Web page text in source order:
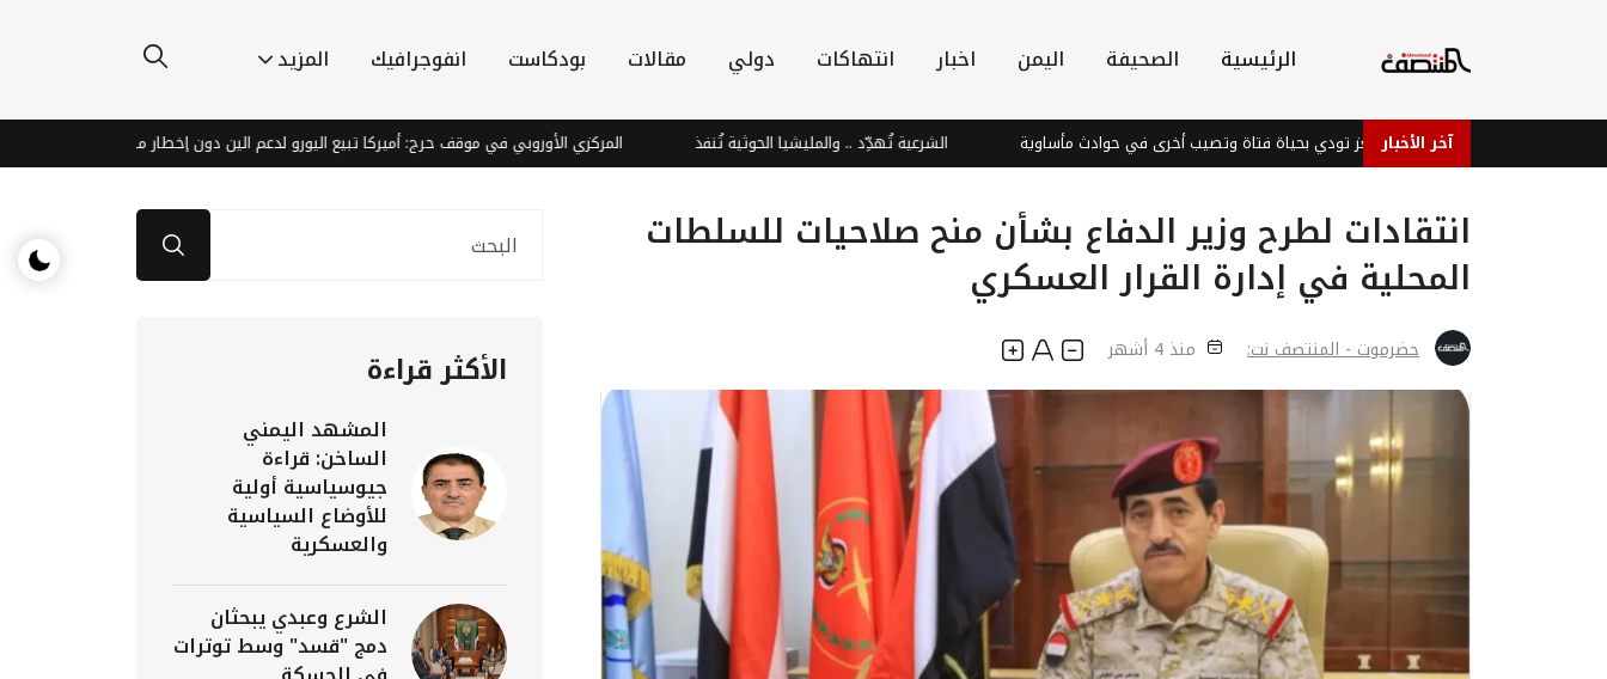
الرئيسية الصحيفة اليمن اخبار انتهاكات دولي مقالات بودكاست انفوجرافيك المزيد
آخر الأخبار
صواعق تعز تودي بحياة فتاة وتصيب أخرى في حوادث مأساوية الشرعية تُهدِّد .. والمليشيا الحوثية تُنفذ المركزي الأوروبي في موقف حرج: أميركا تبيع اليورو لدعم الين دون إخطار مسبق
انتقادات لطرح وزير الدفاع بشأن منح صلاحيات للسلطات
المحلية في إدارة القرار العسكري
حضرموت - المنتصف نت: منذ 4 أشهر الأكثر قراءة
المشهد اليمني
الساخن: قراءة
جيوسياسية أولية
للأوضاع السياسية
والعسكرية
الشرع وعبدي يبحثان
دمج "قسد" وسط توترات